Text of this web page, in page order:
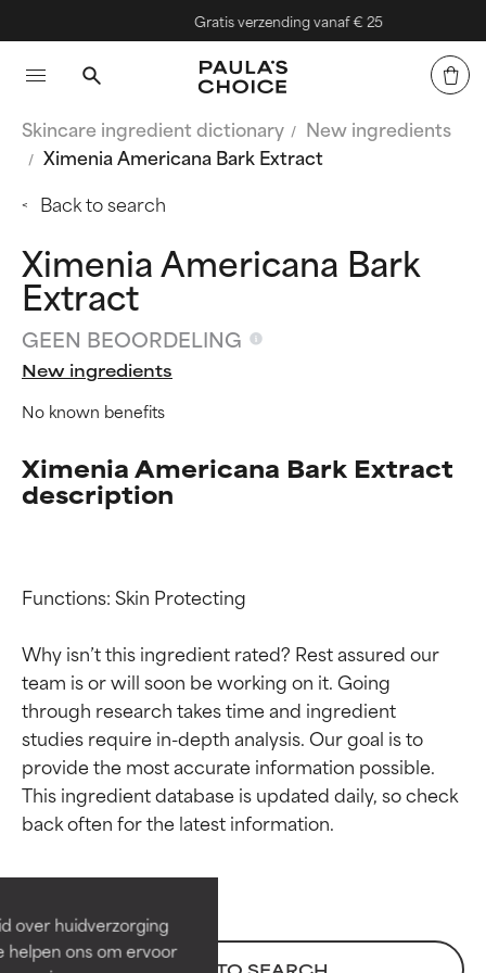
over huidverzorging
helpen ons om ervoor
Gratis verzending vanaf € 25
Skincare ingredient dictionary
New ingredients
Ximenia Americana Bark Extract
Back to search
Ximenia Americana Bark
Extract
GEEN BEOORDELING
New ingredients
No known benefits
Ximenia Americana Bark Extract
description
Functions: Skin Protecting
Why isn’t this ingredient rated? Rest assured our
team is or will soon be working on it. Going
through research takes time and ingredient
studies require in-depth analysis. Our goal is to
provide the most accurate information possible.
This ingredient database is updated daily, so check
Beoordelingen van
ingrediënten
Bewezen en ondersteund door
onafhankelijk onderzoek.
Beoordelingen van
ingrediënten
Bewezen en ondersteund door
onafhankelijk onderzoek.